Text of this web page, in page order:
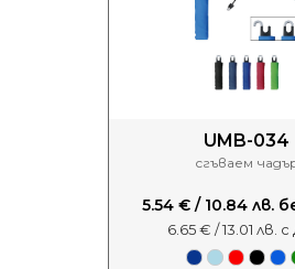
UMB-034
сгъваем
5.54 € / 10.84 лв.
6.65 € / 13.01 лв.